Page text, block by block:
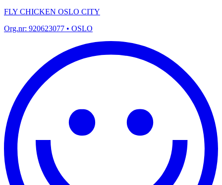
FLY CHICKEN OSLO CITY
Org.nr: 920623077 • OSLO